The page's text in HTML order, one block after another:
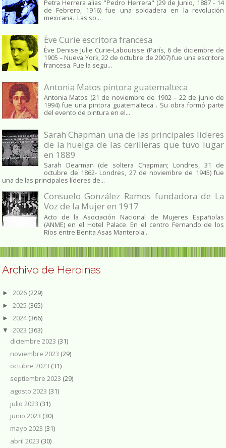
Petra Herrera alias "Pedro Herrera" (29 de Junio, 1887 - 14
de Febrero, 1916) fue una soldadera en la revolución
mexicana. Las so...
Ève Curie escritora francesa
Ève Denise Julie Curie-Labouisse (París, 6 de diciembre de
1905 – Nueva York, 22 de octubre de 2007) fue una escritora
francesa. Fue la segu...
Antonia Matos pintora guatemalteca
Antonia Matos (21 de noviembre de 1902 – 22 de junio de
1994) fue una pintora guatemalteca . Su obra formó parte
del evento de pintura en el...
Sarah Chapman una de las principales líderes
de la huelga de las cerilleras que tuvo lugar
en 1889
Sarah Dearman (de soltera Chapman; Londres, 31 de
octubre de 1862​- Londres, 27 de noviembre de 1945)​ fue
una de las principales líderes de...
Consuelo González Ramos fundadora de La
Voz de la Mujer en 1917
Acto de la Asociación Nacional de Mujeres Españolas
(ANME) en el Hotel Palace. En el centro Fernando de los
Ríos entre Benita Asas Manterola...
Archivo de Heroinas
► 2026 (229)
► 2025 (365)
► 2024(366)
▼ 2023 (363)
diciembre 2023 (31)
noviembre 2023 (29)
octubre 2023 (31)
septiembre 2023 (29)
agosto 2023 (31)
julio 2023 (31)
junio 2023 (30)
mayo 2023 (31)
abril 2023 (30)